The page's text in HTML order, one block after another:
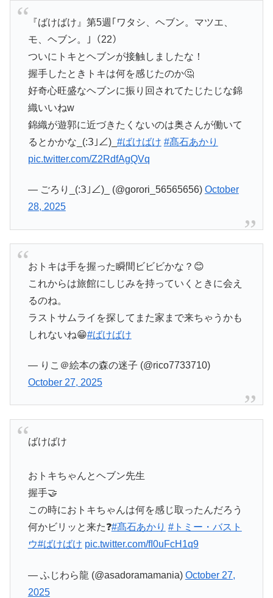
『ばけばけ』第5週｢ワタシ、ヘブン。マツエ、
モ、ヘブン。｣（22）
ついにトキとヘブンが接触しましたな！
握手したときトキは何を感じたのか🤔
好奇心旺盛なヘブンに振り回されてたじたじな錦
織いいねw
錦織が遊郭に近づきたくないのは奥さんが働いて
るとかかな_(:З｣∠)_ #ばけばけ #髙石あかり
pic.twitter.com/Z2RdfAgQVq
— ごろり_(:З｣∠)_ (@gorori_56565656) October
28, 2025
おトキは手を握った瞬間ビビビかな？😊
これからは旅館にしじみを持っていくときに会え
るのね。
ラストサムライを探してまた家まで来ちゃうかも
しれないね😁#ばけばけ
— りこ＠絵本の森の迷子 (@rico7733710)
October 27, 2025
ばけばけ
おトキちゃんとヘブン先生
握手🤝
この時におトキちゃんは何を感じ取ったんだろう
何かビリッと来た❓#髙石あかり #トミー・バスト
ウ#ばけばけ pic.twitter.com/fI0uFcH1q9
— ふじわら龍 (@asadoramamania) October 27,
2025